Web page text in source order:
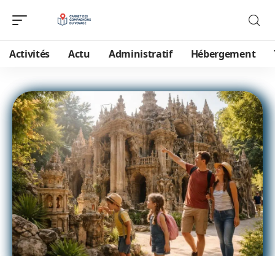
Activités Actu Administratif Hébergement